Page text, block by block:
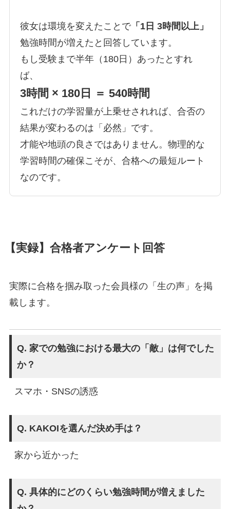
彼女は環境を変えたことで「1日 3時間以上」
勉強時間が増えたと回答しています。
もし受験まで半年（180日）あったとすれ
ば、
3時間 × 180日 ＝ 540時間
これだけの学習量が上乗せされれば、合否の
結果が変わるのは「必然」です。
才能や地頭の良さではありません。物理的な
学習時間の確保こそが、合格への最短ルート
なのです。
【実録】合格者アンケート回答
実際に合格を掴み取った会員様の「生の声」を掲
載します。
Q. 家での勉強における最大の「敵」は何でした
か？
スマホ・SNSの誘惑
Q. KAKOIを選んだ決め手は？
家から近かった
Q. 具体的にどのくらい勉強時間が増えました